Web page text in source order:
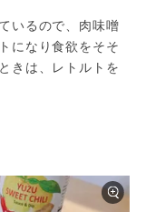
いるので、肉味噌
になり食欲をそそ
きは、レトルトを